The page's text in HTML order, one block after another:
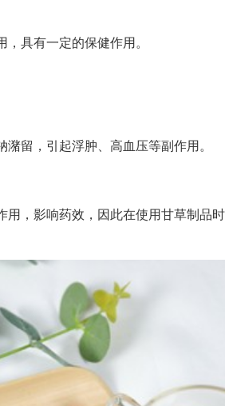
具有一定的保健作用。
留，引起浮肿、高血压等副作用。
用，影响药效，因此在使用甘草制品